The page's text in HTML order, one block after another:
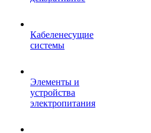
Кабеленесущие
системы
Элементы и
устройства
электропитания